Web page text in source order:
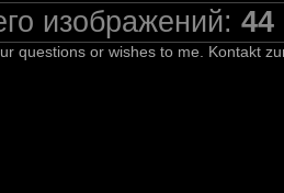
изображений:44
questions or wishes to me. Kontakt